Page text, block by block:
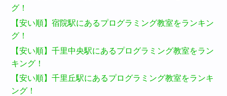
グ！
【安い順】宿院駅にあるプログラミング教室をランキン
グ！
【安い順】千里中央駅にあるプログラミング教室をラン
キング！
【安い順】千里丘駅にあるプログラミング教室をランキ
ング！